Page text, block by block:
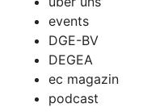
events
DGE-BV
DEGEA
ec magazin
podcast